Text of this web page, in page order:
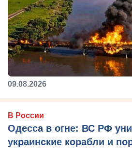
09.08.2026
В России
Одесса в огне: ВС РФ
украинские корабли и